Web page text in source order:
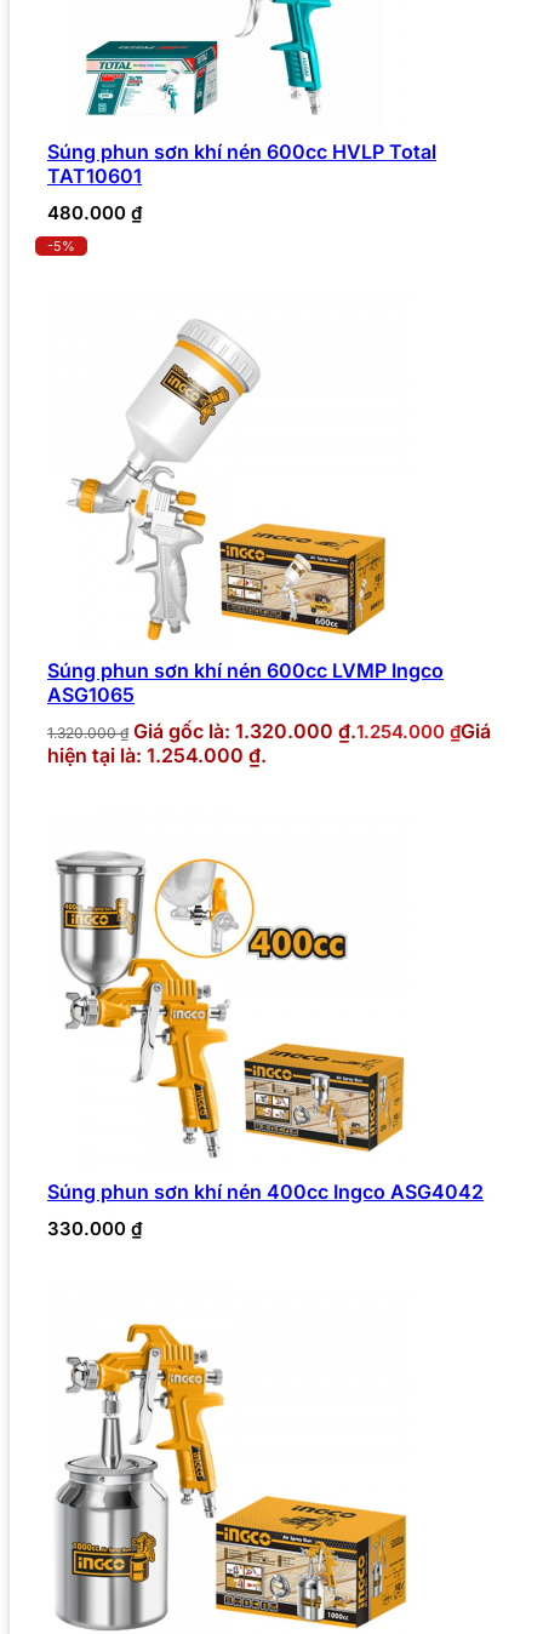
Súng phun sơn khí nén 600cc HVLP Total
TAT10601
480.000 ₫
-5%
Súng phun sơn khí nén 600cc LVMP Ingco
ASG1065
1.320.000₫ Giá gốc là: 1.320.000 ₫.1.254.000 ₫Giá
hiện tại là: 1.254.000 ₫.
Súng phun sơn khí nén 400cc Ingco ASG4042
330.000 ₫